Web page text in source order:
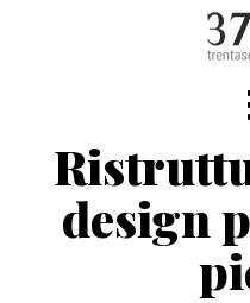
design